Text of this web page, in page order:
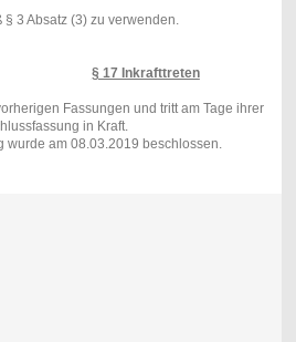
3 Absatz (3) zu verwenden.
§ 17 Inkrafttreten
Fassungen und tritt am Tage ihrer
in Kraft.
wurde am 08.03.2019 beschlossen.